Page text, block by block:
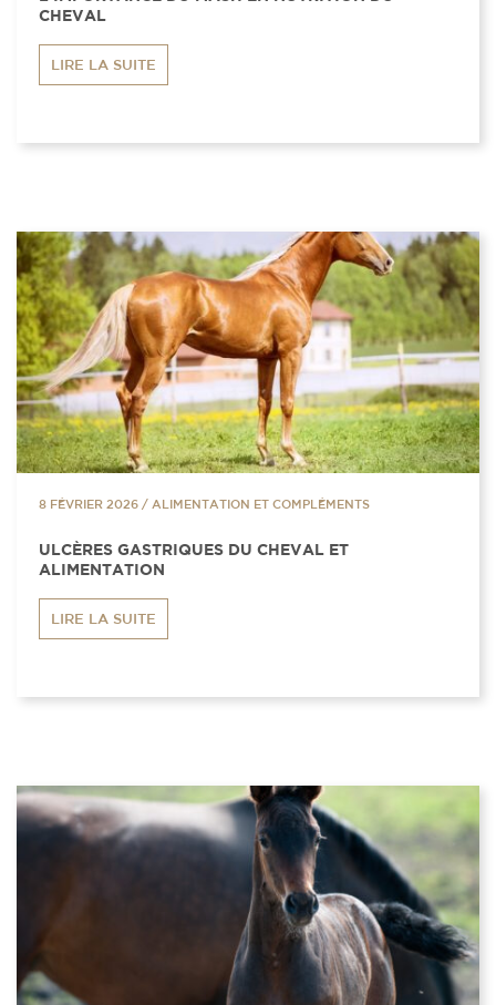
CHEVAL
LIRE LA SUITE
8 FÉVRIER 2026 / ALIMENTATION ET COMPLÉMENTS
ULCÈRES GASTRIQUES DU CHEVAL ET
ALIMENTATION
LIRE LA SUITE